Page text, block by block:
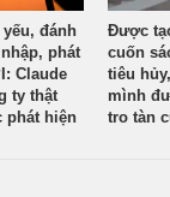
yếu, đánh
phát
Claude
ty thật
phát hiện
Được
cuốn
tiêu
mình
tro tàn